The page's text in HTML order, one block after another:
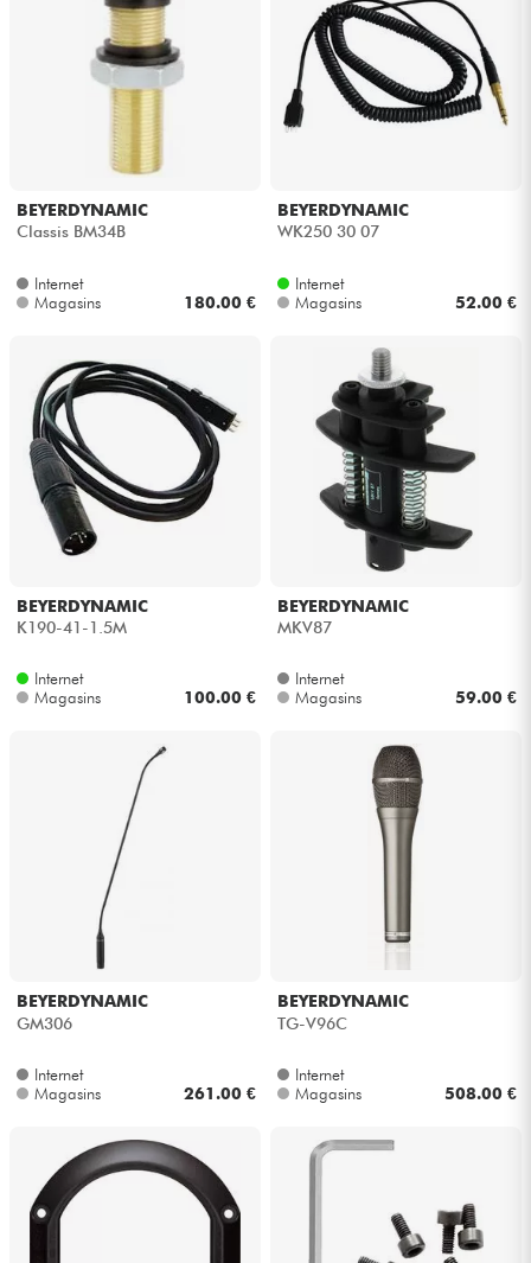
BEYERDYNAMIC
Classis BM34B
Internet
Magasins
180.00 €
BEYERDYNAMIC
WK250 30 07
Internet
Magasins
52.00 €
BEYERDYNAMIC
K190-41-1.5M
Internet
Magasins
100.00 €
BEYERDYNAMIC
MKV87
Internet
Magasins
59.00 €
BEYERDYNAMIC
GM306
Internet
Magasins
261.00 €
BEYERDYNAMIC
TG-V96C
Internet
Magasins
508.00 €